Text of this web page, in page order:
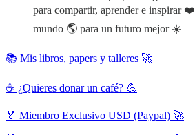
para compartir, aprender e inspirar
mundo 🌎 para un futuro mejor ☀️
📚 Mis libros, papers y talleres 🚀
☕ ¿Quieres donar un café? 💪
🏅 Miembro Exclusivo USD (Paypal) 🚀